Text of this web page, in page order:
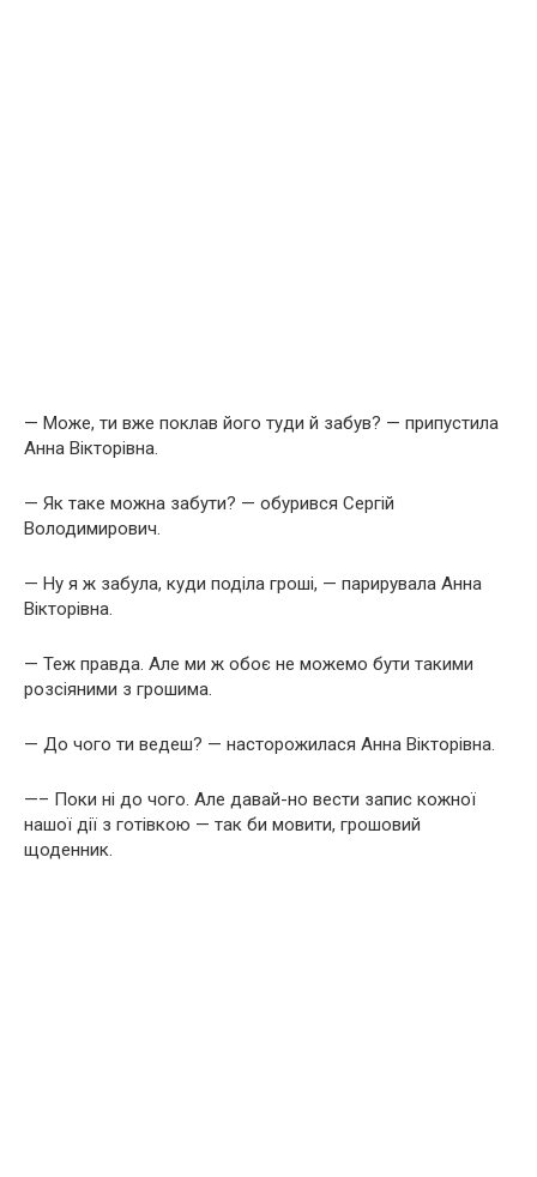
— Може, ти вже поклав його туди й забув? — припустила
Анна Вікторівна.
— Як таке можна забути? — обурився Сергій
Володимирович.
— Ну я ж забула, куди поділа гроші, — парирувала Анна
Вікторівна.
— Теж правда. Але ми ж обоє не можемо бути такими
розсіяними з грошима.
— До чого ти ведеш? — насторожилася Анна Вікторівна.
—– Поки ні до чого. Але давай-но вести запис кожної
нашої дії з готівкою — так би мовити, грошовий
щоденник.